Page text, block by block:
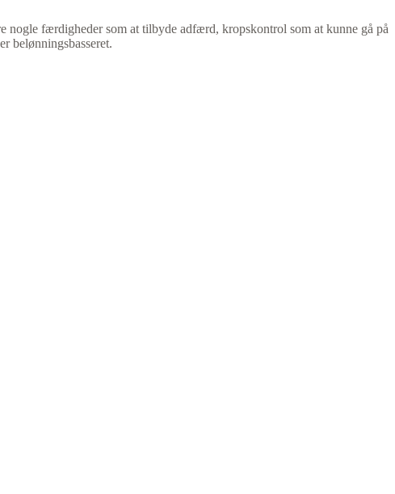
færdigheder som at tilbyde adfærd, kropskontrol som at kunne gå på
belønningsbasseret.